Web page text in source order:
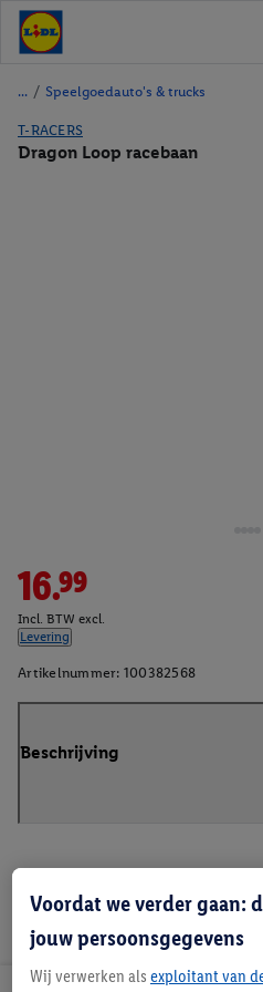
/ Speelgoedauto's & trucks
T-RACERS
Dragon Loop racebaan
16.99
Incl. BTW excl.
Levering
Artikelnummer: 100382568
Beschrijving
Voordat we verder gaan:
jouw persoonsgegevens
Wij verwerken als exploitant van